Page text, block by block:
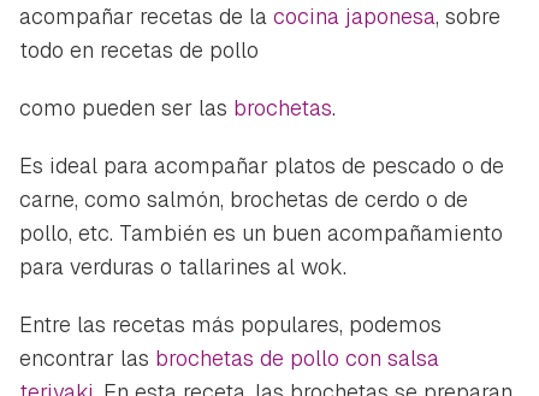
acompañar recetas de la cocina japonesa, sobre
todo en recetas de pollo
como pueden ser las brochetas.
Es ideal para acompañar platos de pescado o de
carne, como salmón, brochetas de cerdo o de
pollo, etc. También es un buen acompañamiento
para verduras o tallarines al wok.
Entre las recetas más populares, podemos
encontrar las brochetas de pollo con salsa